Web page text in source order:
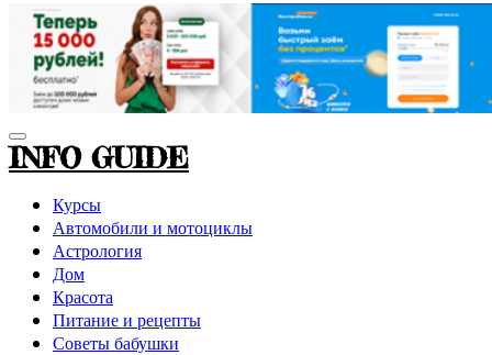
INFO GUIDE
Курсы
Автомобили и мотоциклы
Астрология
Дом
Красота
Питание и рецепты
Советы бабушки